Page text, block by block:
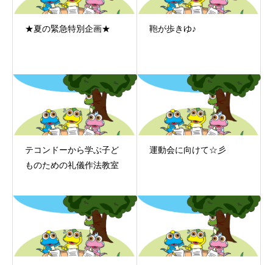
★夏の緊急特別企画★ 鞄が歩きゆ♪
テコンドーから学ぶ子ど
ものための礼儀作法教室
運動会に向けて☆彡